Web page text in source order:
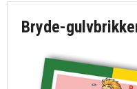
Bryde-